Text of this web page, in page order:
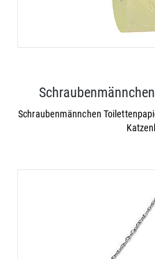
Schraubenmännchen